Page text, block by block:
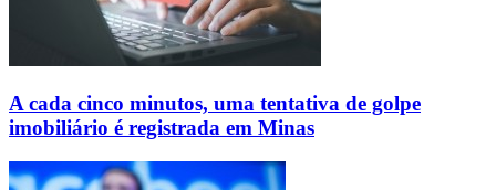
A cada cinco minutos, uma tentativa de golpe
imobiliário é registrada em Minas